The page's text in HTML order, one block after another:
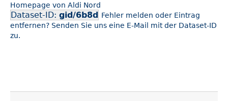
Homepage von Aldi Nord
Dataset-ID: gid/6b8d Fehler melden oder Eintrag
entfernen? Senden Sie uns eine E-Mail mit der Dataset-ID
zu.